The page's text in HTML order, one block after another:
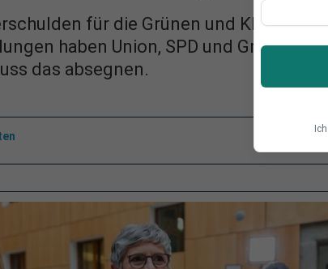
für die Grünen und
haben Union, SPD und Grüne
das absegnen.